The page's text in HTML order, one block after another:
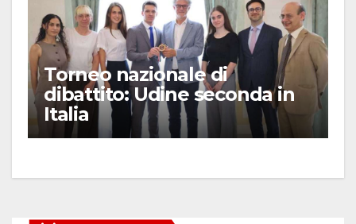
Torneo nazionale di
dibattito: Udine seconda in
Italia